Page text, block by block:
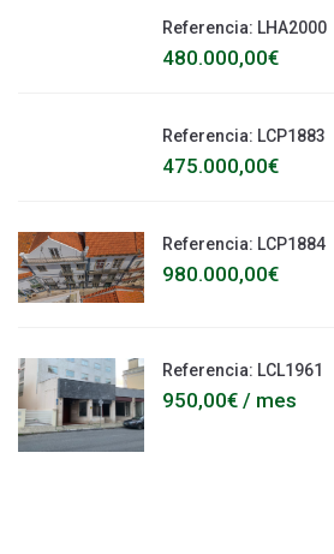
Referencia: LHA2000
480.000,00€
Referencia: LCP1883
475.000,00€
Referencia: LCP1884
980.000,00€
Referencia: LCL1961
950,00€ / mes